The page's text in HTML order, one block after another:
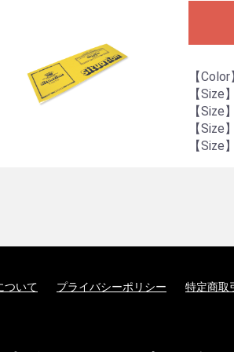
【
【
【
【
【
ついて プライバシーポリシー 特定商取